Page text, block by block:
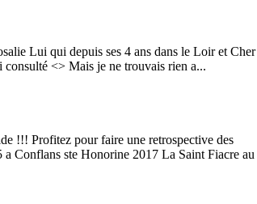
Lui qui depuis ses 4 ans dans le Loir et Cher
consulté <> Mais je ne trouvais rien a...
!!! Profitez pour faire une retrospective des
Conflans ste Honorine 2017 La Saint Fiacre au